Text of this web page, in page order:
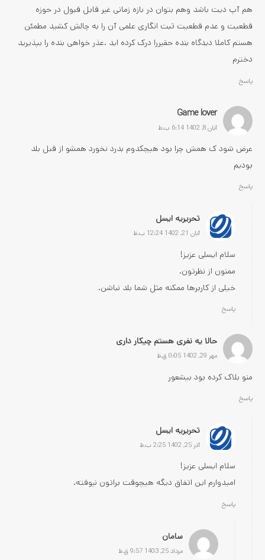
هم آپ دیت باشد وهم بتوان در بازه زمانی غیر قابل قبول در حوزه
قطعیت و عدم قطعیت ثبت انگاری علمی آن را به چالش کشید مطمئن
هستم کاملا دیدگاه بنده حقیررا درک کرده اید .عذر خواهی بنده را بپذیرید
دخترم
پاسخ
Game lover
آبان 8, 1402 6:14 ب.ظ
عرض شود ک همش چرا بود هیچکدوم بدرد نخورد همشو از قبل بلد
بودیم
پاسخ
تحریریه ایسل
آبان 21, 1402 12:24 ب.ظ
سلام ایسلی عزیز!
ممنون از نظرتون.
خیلی از کاربرها ممکنه مثل شما بلد نباشن.
پاسخ
حالا یه نفری هستم چیکار داری
مهر 29, 1402 0:05 ق.ظ
منو بلاک کرده بود بیشعور
پاسخ
تحریریه ایسل
آذر 25, 1402 2:25 ب.ظ
سلام ایسلی عزیز!
امیدوارم این اتفاق دیگه هیچوقت براتون نیوفته.
پاسخ
سامان
مرداد 25, 1403 9:57 ق.ظ